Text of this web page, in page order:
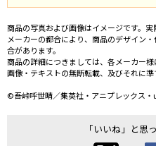
商品の写真および画像はイメージです。実
メーカーの都合により、商品のデザイン
合があります。
商品の詳細につきましては、各メーカー様
画像・テキストの無断転載、及びそれに準
©吾峠呼世晴／集英社・アニプレックス
「いいね」と思